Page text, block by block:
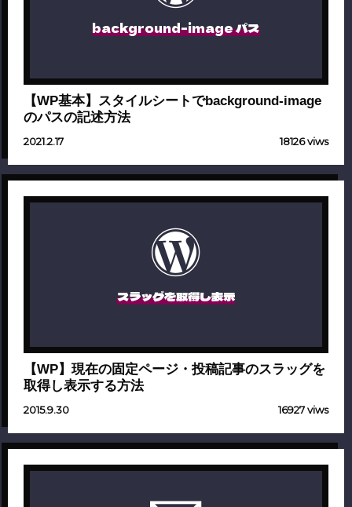
background-image パス
【WP基本】スタイルシートでbackground-image
のパスの記述方法
2021.2.17 18126 viws
スラッグを取得し表示
【WP】現在の固定ページ・投稿記事のスラッグを
取得し表示する方法
2015.9.30 16927 viws